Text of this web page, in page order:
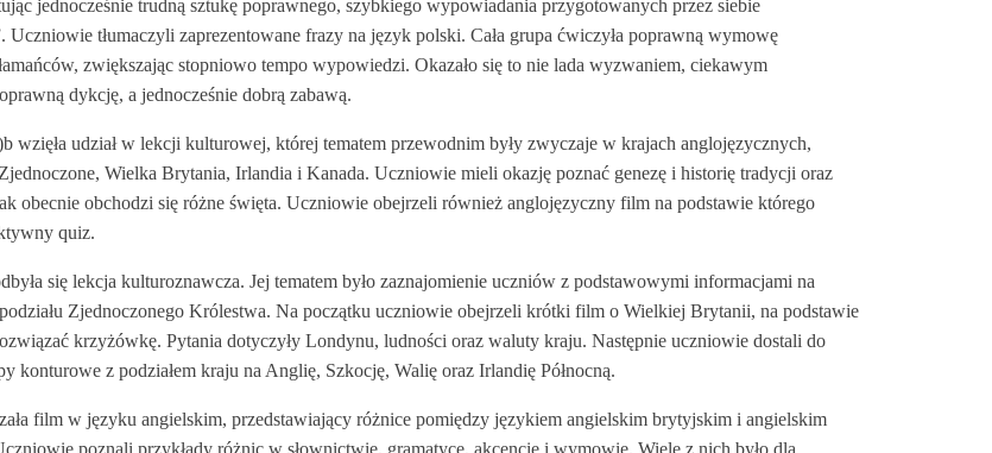
jednocześnie trudną sztukę poprawnego, szybkiego wypowiadania przygotowanych przez siebie
Uczniowie tłumaczyli zaprezentowane frazy na język polski. Cała grupa ćwiczyła poprawną wymowę
zwiększając stopniowo tempo wypowiedzi. Okazało się to nie lada wyzwaniem, ciekawym
dykcję, a jednocześnie dobrą zabawą.
wzięła udział w lekcji kulturowej, której tematem przewodnim były zwyczaje w krajach anglojęzycznych,
Wielka Brytania, Irlandia i Kanada. Uczniowie mieli okazję poznać genezę i historię tradycji oraz
obecnie obchodzi się różne święta. Uczniowie obejrzeli również anglojęzyczny film na podstawie którego
quiz.
się lekcja kulturoznawcza. Jej tematem było zaznajomienie uczniów z podstawowymi informacjami na
Zjednoczonego Królestwa. Na początku uczniowie obejrzeli krótki film o Wielkiej Brytanii, na podstawie
krzyżówkę. Pytania dotyczyły Londynu, ludności oraz waluty kraju. Następnie uczniowie dostali do
konturowe z podziałem kraju na Anglię, Szkocję, Walię oraz Irlandię Północną.
film w języku angielskim, przedstawiający różnice pomiędzy językiem angielskim brytyjskim i angielskim
poznali przykłady różnic w słownictwie, gramatyce, akcencie i wymowie. Wiele z nich było dla